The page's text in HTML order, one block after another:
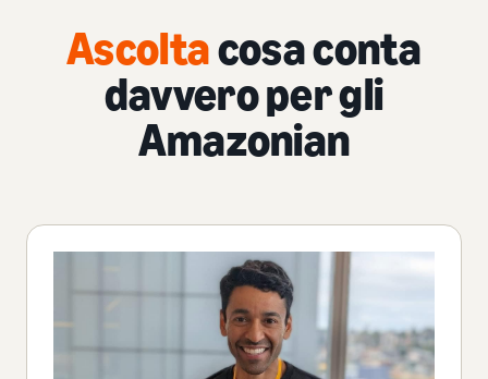
Ascoltacosa conta
davvero per gli
Amazonian